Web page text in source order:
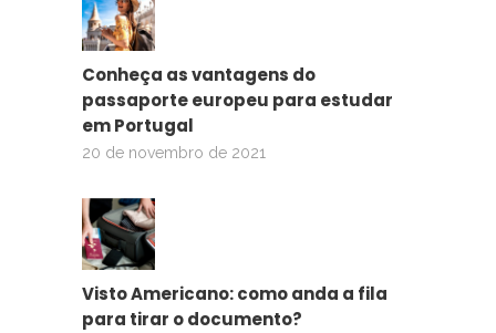
Conheça as vantagens do
passaporte europeu para estudar
em Portugal
20 de novembro de 2021
Visto Americano: como anda a fila
para tirar o documento?